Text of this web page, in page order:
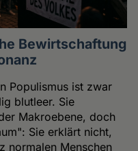
Bewirtschaftung
Populismus ist zwar
blutleer. Sie
Makroebene, doch
Sie erklärt nicht,
normalen Menschen